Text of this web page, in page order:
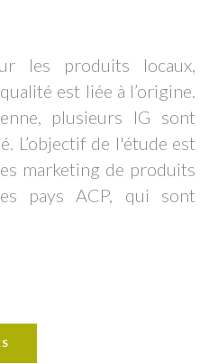
les produits locaux,
est liée à l’origine.
plusieurs IG sont
L’objectif de l'étude est
marketing de produits
pays ACP, qui sont